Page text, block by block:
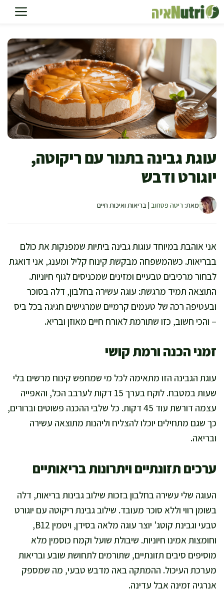
לדלג
לתוכן
עוגת גבינה בתנור עם ריקוטה,
יוגורט ודבש
מאת: ריטה פסחוב | בריאות ואיכות חיים
אני אוהבת במיוחד עוגות גבינה ביתיות שמפנקות את כולם
בבריאות. כשהמשפחה מבקשת קינוח קליל ומענג, אני דואגת
לבחור מרכיבים טבעיים ומזינים שמכניסים לגוף חיוניות.
התוצאה תמיד מרגשת: עוגה עשירה בחלבון, דלה בסוכר
ובעטיפה רכה של טעמים קרמיים שמרגישים חגיגה בכל ביס
– והכי חשוב, כזו שתורמת לאורח חיים מאוזן ובריא.
זמני הכנה ורמת קושי
עוגת הגבינה הזו מתאימה לכל מי שמחפש קינוח מרשים בלי
שעות במטבח. לוקח בערך 15 דקות לערבב הכל, והאפייה
עצמה דורשת עוד 45 דקות. כל שלבי ההכנה פשוטים וברורים,
כך שגם מתחילים יוכלו להצליח וליהנות מתוצאה עשירה
ובריאה.
ערכים תזונתיים ויתרונות בריאותיים
העוגה שלי עשירה בחלבון בזכות שילוב גבינות בריאות, דלה
בשומן רווי וללא סוכר מעובד. שילוב גבינת ריקוטה עם יוגורט
טבעי וגבינת קוטג' יוצר עוגה מלאה בסידן, ויטמין B12,
וחומצות אמינו חיוניות. שיבולת שועל וקמח כוסמין מלא
מוסיפים סיבים תזונתיים, שתורמים לתחושת שובע ובריאות
מערכת העיכול. ההמתקה באה מדבש טבעי, מה שמספק
אנרגיה זמינה אבל עדינה.